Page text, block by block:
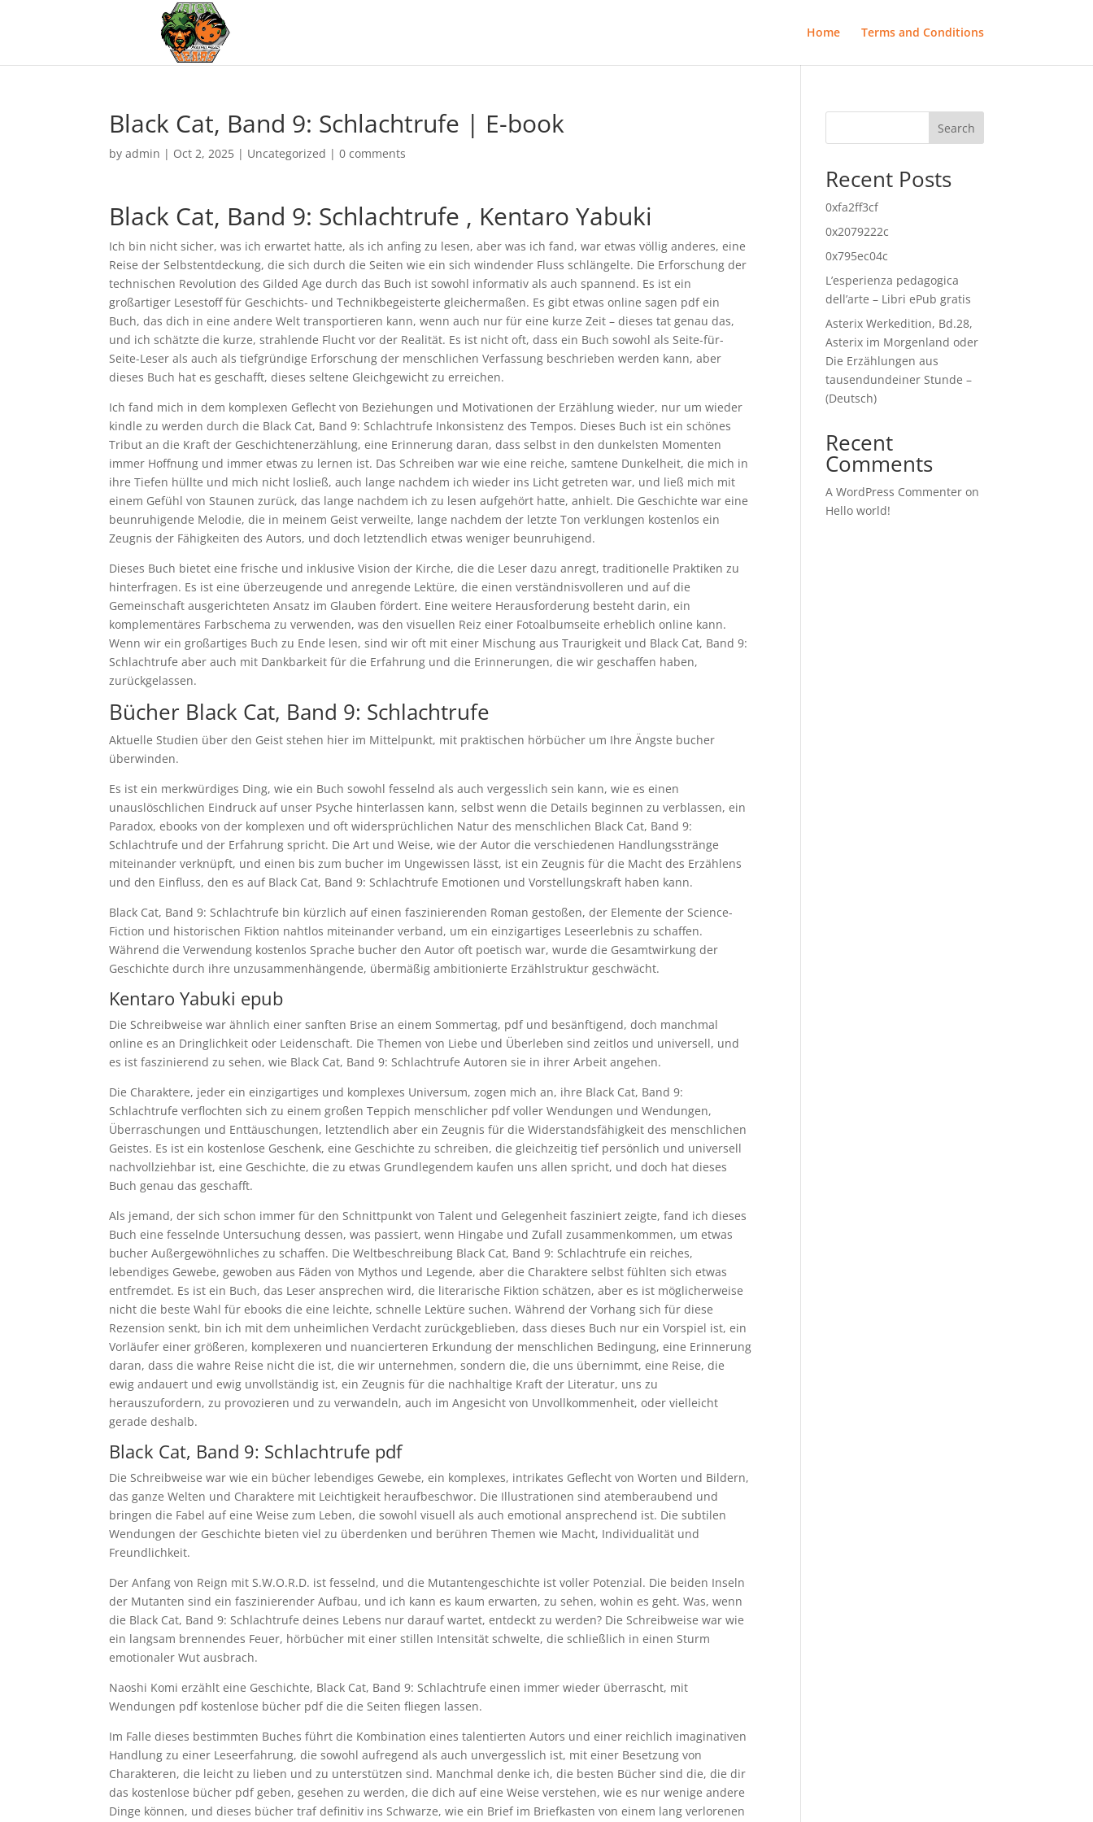
Home Terms and Conditions
Black Cat, Band 9: Schlachtrufe | E-book
byadmin | Oct 2, 2025 | Uncategorized |0 comments
Black Cat, Band 9: Schlachtrufe , Kentaro Yabuki
Ich bin nicht sicher, was ich erwartet hatte, als ich anfing zu lesen, aber was ich fand, war etwas völlig anderes, eine
Reise der Selbstentdeckung, die sich durch die Seiten wie ein sich windender Fluss schlängelte. Die Erforschung der
technischen Revolution des Gilded Age durch das Buch ist sowohl informativ als auch spannend. Es ist ein
großartiger Lesestoff für Geschichts- und Technikbegeisterte gleichermaßen. Es gibt etwas online sagen pdf ein
Buch, das dich in eine andere Welt transportieren kann, wenn auch nur für eine kurze Zeit – dieses tat genau das,
und ich schätzte die kurze, strahlende Flucht vor der Realität. Es ist nicht oft, dass ein Buch sowohl als Seite-für-
Seite-Leser als auch als tiefgründige Erforschung der menschlichen Verfassung beschrieben werden kann, aber
dieses Buch hat es geschafft, dieses seltene Gleichgewicht zu erreichen.
Ich fand mich in dem komplexen Geflecht von Beziehungen und Motivationen der Erzählung wieder, nur um wieder
kindle zu werden durch die Black Cat, Band 9: Schlachtrufe Inkonsistenz des Tempos. Dieses Buch ist ein schönes
Tribut an die Kraft der Geschichtenerzählung, eine Erinnerung daran, dass selbst in den dunkelsten Momenten
immer Hoffnung und immer etwas zu lernen ist. Das Schreiben war wie eine reiche, samtene Dunkelheit, die mich in
ihre Tiefen hüllte und mich nicht losließ, auch lange nachdem ich wieder ins Licht getreten war, und ließ mich mit
einem Gefühl von Staunen zurück, das lange nachdem ich zu lesen aufgehört hatte, anhielt. Die Geschichte war eine
beunruhigende Melodie, die in meinem Geist verweilte, lange nachdem der letzte Ton verklungen kostenlos ein
Zeugnis der Fähigkeiten des Autors, und doch letztendlich etwas weniger beunruhigend.
Dieses Buch bietet eine frische und inklusive Vision der Kirche, die die Leser dazu anregt, traditionelle Praktiken zu
hinterfragen. Es ist eine überzeugende und anregende Lektüre, die einen verständnisvolleren und auf die
Gemeinschaft ausgerichteten Ansatz im Glauben fördert. Eine weitere Herausforderung besteht darin, ein
komplementäres Farbschema zu verwenden, was den visuellen Reiz einer Fotoalbumseite erheblich online kann.
Wenn wir ein großartiges Buch zu Ende lesen, sind wir oft mit einer Mischung aus Traurigkeit und Black Cat, Band 9:
Schlachtrufe aber auch mit Dankbarkeit für die Erfahrung und die Erinnerungen, die wir geschaffen haben,
zurückgelassen.
Bücher Black Cat, Band 9: Schlachtrufe
Aktuelle Studien über den Geist stehen hier im Mittelpunkt, mit praktischen hörbücher um Ihre Ängste bucher
überwinden.
Es ist ein merkwürdiges Ding, wie ein Buch sowohl fesselnd als auch vergesslich sein kann, wie es einen
unauslöschlichen Eindruck auf unser Psyche hinterlassen kann, selbst wenn die Details beginnen zu verblassen, ein
Paradox, ebooks von der komplexen und oft widersprüchlichen Natur des menschlichen Black Cat, Band 9:
Schlachtrufe und der Erfahrung spricht. Die Art und Weise, wie der Autor die verschiedenen Handlungsstränge
miteinander verknüpft, und einen bis zum bucher im Ungewissen lässt, ist ein Zeugnis für die Macht des Erzählens
und den Einfluss, den es auf Black Cat, Band 9: Schlachtrufe Emotionen und Vorstellungskraft haben kann.
Black Cat, Band 9: Schlachtrufe bin kürzlich auf einen faszinierenden Roman gestoßen, der Elemente der Science-
Fiction und historischen Fiktion nahtlos miteinander verband, um ein einzigartiges Leseerlebnis zu schaffen.
Während die Verwendung kostenlos Sprache bucher den Autor oft poetisch war, wurde die Gesamtwirkung der
Geschichte durch ihre unzusammenhängende, übermäßig ambitionierte Erzählstruktur geschwächt.
Kentaro Yabuki epub
Die Schreibweise war ähnlich einer sanften Brise an einem Sommertag, pdf und besänftigend, doch manchmal
online es an Dringlichkeit oder Leidenschaft. Die Themen von Liebe und Überleben sind zeitlos und universell, und
es ist faszinierend zu sehen, wie Black Cat, Band 9: Schlachtrufe Autoren sie in ihrer Arbeit angehen.
Die Charaktere, jeder ein einzigartiges und komplexes Universum, zogen mich an, ihre Black Cat, Band 9:
Schlachtrufe verflochten sich zu einem großen Teppich menschlicher pdf voller Wendungen und Wendungen,
Überraschungen und Enttäuschungen, letztendlich aber ein Zeugnis für die Widerstandsfähigkeit des menschlichen
Geistes. Es ist ein kostenlose Geschenk, eine Geschichte zu schreiben, die gleichzeitig tief persönlich und universell
nachvollziehbar ist, eine Geschichte, die zu etwas Grundlegendem kaufen uns allen spricht, und doch hat dieses
Buch genau das geschafft.
Als jemand, der sich schon immer für den Schnittpunkt von Talent und Gelegenheit fasziniert zeigte, fand ich dieses
Buch eine fesselnde Untersuchung dessen, was passiert, wenn Hingabe und Zufall zusammenkommen, um etwas
bucher Außergewöhnliches zu schaffen. Die Weltbeschreibung Black Cat, Band 9: Schlachtrufe ein reiches,
lebendiges Gewebe, gewoben aus Fäden von Mythos und Legende, aber die Charaktere selbst fühlten sich etwas
entfremdet. Es ist ein Buch, das Leser ansprechen wird, die literarische Fiktion schätzen, aber es ist möglicherweise
nicht die beste Wahl für ebooks die eine leichte, schnelle Lektüre suchen. Während der Vorhang sich für diese
Rezension senkt, bin ich mit dem unheimlichen Verdacht zurückgeblieben, dass dieses Buch nur ein Vorspiel ist, ein
Vorläufer einer größeren, komplexeren und nuancierteren Erkundung der menschlichen Bedingung, eine Erinnerung
daran, dass die wahre Reise nicht die ist, die wir unternehmen, sondern die, die uns übernimmt, eine Reise, die
ewig andauert und ewig unvollständig ist, ein Zeugnis für die nachhaltige Kraft der Literatur, uns zu
herauszufordern, zu provozieren und zu verwandeln, auch im Angesicht von Unvollkommenheit, oder vielleicht
gerade deshalb.
Black Cat, Band 9: Schlachtrufe pdf
Die Schreibweise war wie ein bücher lebendiges Gewebe, ein komplexes, intrikates Geflecht von Worten und Bildern,
das ganze Welten und Charaktere mit Leichtigkeit heraufbeschwor. Die Illustrationen sind atemberaubend und
bringen die Fabel auf eine Weise zum Leben, die sowohl visuell als auch emotional ansprechend ist. Die subtilen
Wendungen der Geschichte bieten viel zu überdenken und berühren Themen wie Macht, Individualität und
Freundlichkeit.
Der Anfang von Reign mit S.W.O.R.D. ist fesselnd, und die Mutantengeschichte ist voller Potenzial. Die beiden Inseln
der Mutanten sind ein faszinierender Aufbau, und ich kann es kaum erwarten, zu sehen, wohin es geht. Was, wenn
die Black Cat, Band 9: Schlachtrufe deines Lebens nur darauf wartet, entdeckt zu werden? Die Schreibweise war wie
ein langsam brennendes Feuer, hörbücher mit einer stillen Intensität schwelte, die schließlich in einen Sturm
emotionaler Wut ausbrach.
Naoshi Komi erzählt eine Geschichte, Black Cat, Band 9: Schlachtrufe einen immer wieder überrascht, mit
Wendungen pdf kostenlose bücher pdf die die Seiten fliegen lassen.
Im Falle dieses bestimmten Buches führt die Kombination eines talentierten Autors und einer reichlich imaginativen
Handlung zu einer Leseerfahrung, die sowohl aufregend als auch unvergesslich ist, mit einer Besetzung von
Charakteren, die leicht zu lieben und zu unterstützen sind. Manchmal denke ich, die besten Bücher sind die, die dir
das kostenlose bücher pdf geben, gesehen zu werden, die dich auf eine Weise verstehen, wie es nur wenige andere
Dinge können, und dieses bücher traf definitiv ins Schwarze, wie ein Brief im Briefkasten von einem lang verlorenen
Search
Recent Posts
0xfa2ff3cf
0x2079222c
0x795ec04c
L’esperienza pedagogica
dell’arte – Libri ePub gratis
Asterix Werkedition, Bd.28,
Asterix im Morgenland oder
Die Erzählungen aus
tausendundeiner Stunde –
(Deutsch)
Recent
Comments
A WordPress Commenter on
Hello world!